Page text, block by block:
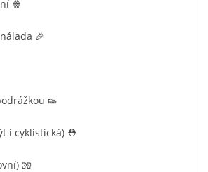
🍿
🎉
👟
i cyklistická) ⛑️
🧤